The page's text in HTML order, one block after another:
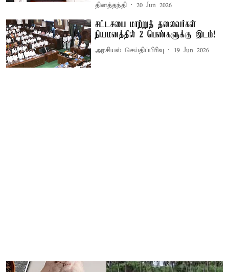
தினத்தந்தி 20 Jun 2026
சட்டசபை மாற்றுத் தலைவர்கள்
நியமனத்தில் 2 பெண்களுக்கு இடம்!
அரசியல் செய்திப்பிரிவு 19 Jun 2026